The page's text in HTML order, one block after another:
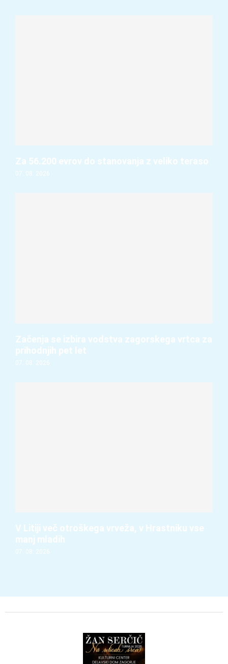
Za 56.200 evrov do stanovanja z veliko teraso
07. 08. 2026
Začenja se izbira vodstva zagorskega vrtca za
prihodnjih pet let
07. 08. 2026
V Litiji več otroškega vrveža, v Hrastniku vse
manj mladih
07. 08. 2026